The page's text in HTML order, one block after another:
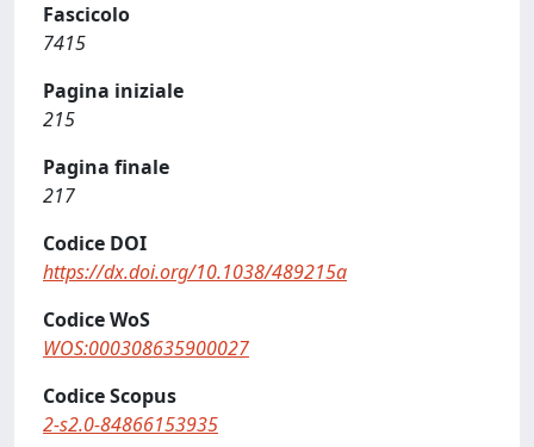
Fascicolo
7415
Pagina iniziale
215
Pagina finale
217
Codice DOI
https://dx.doi.org/10.1038/489215a
Codice WoS
WOS:000308635900027
Codice Scopus
2-s2.0-84866153935